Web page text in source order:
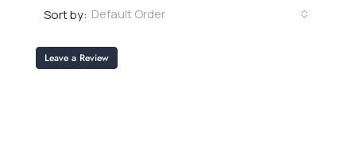
Sort by: Default Order
Leave a Review